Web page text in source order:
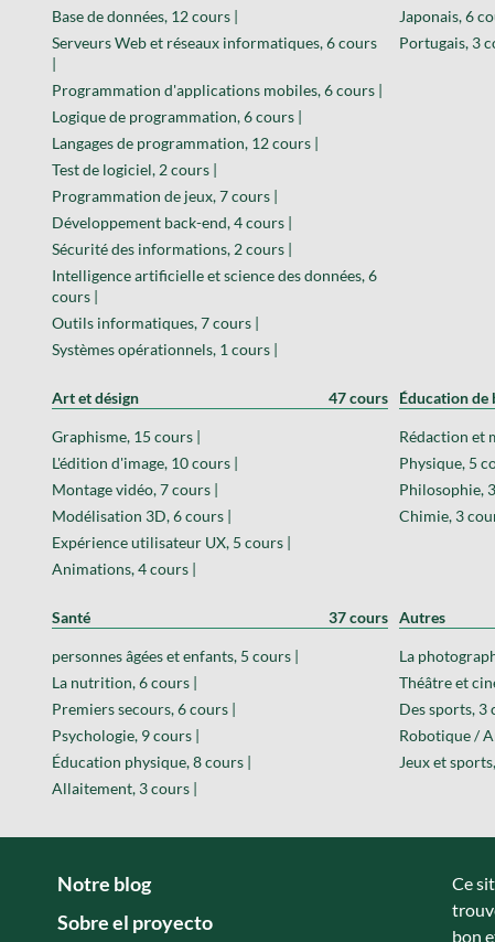
Base de données, 12 cours |
Serveurs Web et réseaux informatiques, 6 cours
|
Programmation d'applications mobiles, 6 cours |
Logique de programmation, 6 cours |
Langages de programmation, 12 cours |
Test de logiciel, 2 cours |
Programmation de jeux, 7 cours |
Développement back-end, 4 cours |
Sécurité des informations, 2 cours |
Intelligence artificielle et science des données, 6
cours |
Outils informatiques, 7 cours |
Systèmes opérationnels, 1 cours |
Japonais, 6
Portugais, 3
Art et désign 47 cours
Graphisme, 15 cours |
L'édition d'image, 10 cours |
Montage vidéo, 7 cours |
Modélisation 3D, 6 cours |
Expérience utilisateur UX, 5 cours |
Animations, 4 cours |
Éducation de
Rédaction et
Physique, 5
Philosophie,
Chimie, 3
Santé 37 cours
personnes âgées et enfants, 5 cours |
La nutrition, 6 cours |
Premiers secours, 6 cours |
Psychologie, 9 cours |
Éducation physique, 8 cours |
Allaitement, 3 cours |
Autres
La
Théâtre et
Des sports, 3
Robotique /
Jeux et
Notre blog
Sobre el proyecto
Ce
bon